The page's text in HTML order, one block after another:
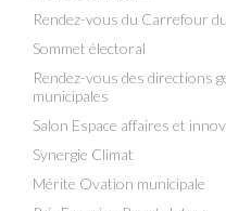
Rendez-vous du Carrefour
Sommet électoral
Rendez-vous des directions
municipales
Salon Espace affaires et
Synergie Climat
Mérite Ovation municipale